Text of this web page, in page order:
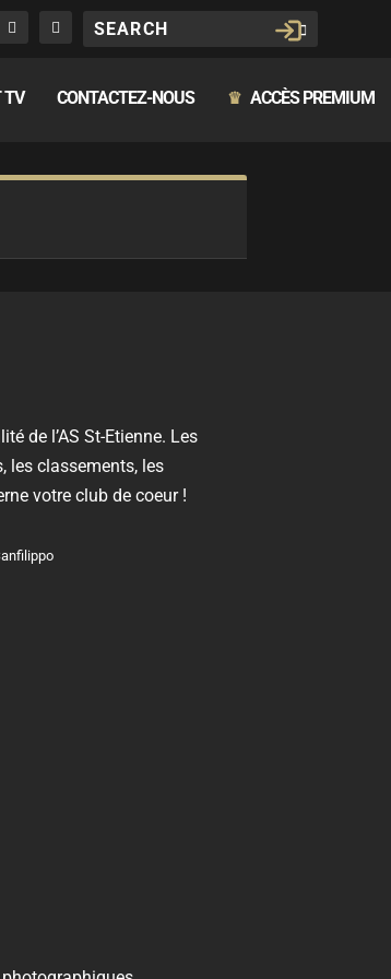
TV CONTACTEZ-NOUS ♛ ACCÈS PREMIUM
de l’AS St-Etienne. Les
les classements, les
votre club de coeur !